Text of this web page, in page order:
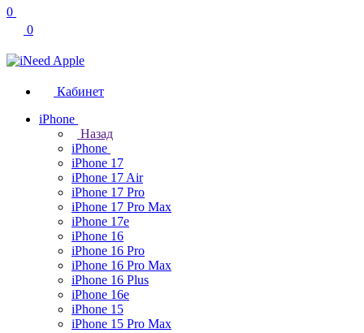
0
0
Кабинет
iPhone
Назад
iPhone
iPhone 17
iPhone 17 Air
iPhone 17 Pro
iPhone 17 Pro Max
iPhone 17e
iPhone 16
iPhone 16 Pro
iPhone 16 Pro Max
iPhone 16 Plus
iPhone 16e
iPhone 15
iPhone 15 Pro Max